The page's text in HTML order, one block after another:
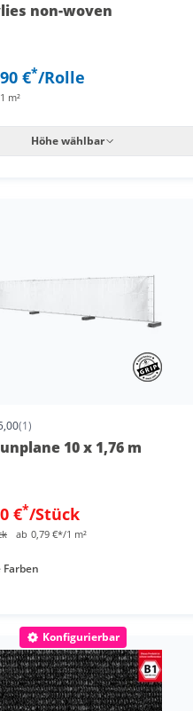
non-woven
€*/Rolle
m²
Höhe wählbar
(1)
10 x 1,76 m
€*/Stück
ab 0,79 €*/1 m²
Konfigurierbar